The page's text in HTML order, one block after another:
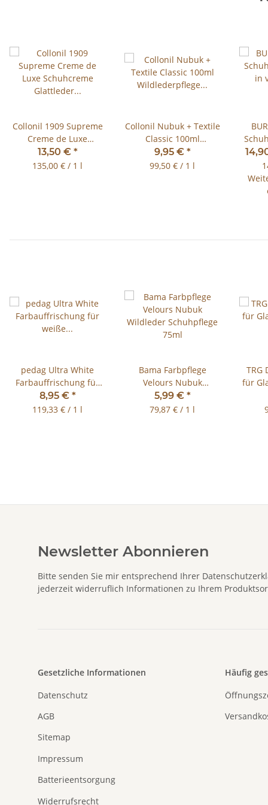
Collonil 1909 Supreme
Creme de Luxe
Schuhcreme Glattleder
100 ml
13,50 € *
135,00 € / 1 l
Collonil Nubuk + Textile
Classic 100ml
Wildlederpflege viele
Farben
9,95 € *
99,50 € / 1 l
in
pedag Ultra White
Farbauffrischung für
weiße Schuhe 75ml
8,95 € *
119,33 € / 1 l
Bama Farbpflege
Velours Nubuk
Wildleder Schuhpflege
75ml
5,99 € *
79,87 € / 1 l
TRG
für
Newsletter Abonnieren
Bitte senden Sie mir entsprechend Ihrer
jederzeit widerruflich Informationen zu Ihrem
Gesetzliche Informationen
Datenschutz
AGB
Sitemap
Impressum
Batterieentsorgung
Widerrufsrecht
Häufig